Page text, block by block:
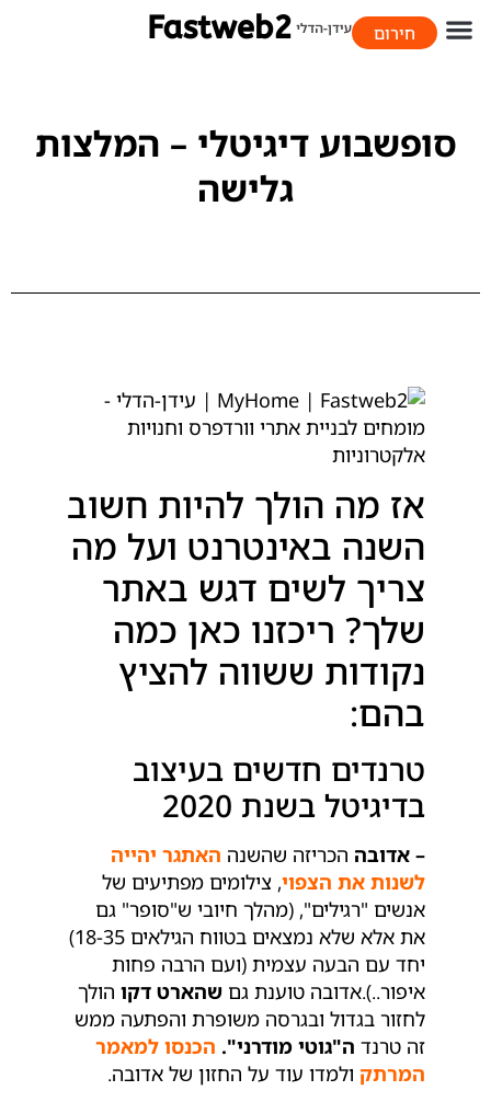
חירום
סופשבוע דיגיטלי – המלצות
גלישה
אז מה הולך להיות חשוב
השנה באינטרנט ועל מה
צריך לשים דגש באתר
שלך? ריכזנו כאן כמה
נקודות ששווה להציץ
בהם:
טרנדים חדשים בעיצוב
בדיגיטל בשנת 2020
– אדובה הכריזה שהשנה האתגר יהייה
לשנות את הצפוי, צילומים מפתיעים של
אנשים "רגילים", (מהלך חיובי ש"סופר" גם
את אלא שלא נמצאים בטווח הגילאים 18-35)
יחד עם הבעה עצמית (ועם הרבה פחות
איפור..).אדובה טוענת גם שהארט דקו הולך
לחזור בגדול ובגרסה משופרת והפתעה ממש
זה טרנד ה"גוטי מודרני". הכנסו למאמר
המרתק ולמדו עוד על החזון של אדובה.